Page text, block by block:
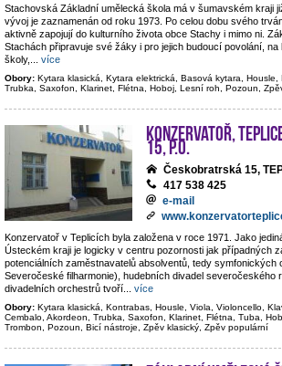
Stachovská Základní umělecká škola má v šumavském kraji
vývoj je zaznamenán od roku 1973. Po celou dobu svého
aktivně zapojují do kulturního života obce Stachy i mimo ni.
Stachách připravuje své žáky i pro jejich budoucí povolání,
školy,
více
Obory: Kytara klasická, Kytara elektrická, Basová kytara, Housle,
Trubka, Saxofon, Klarinet, Flétna, Hoboj, Lesní roh, Pozoun,
Konzervatoř,
15, p.o.
Českobratrská 15,
417 538 425
e-mail
Konzervatoř v Teplicích byla založena v roce 1971. Jako
Ústeckém kraji je logicky v centru pozornosti jak případných
potenciálních zaměstnavatelů absolventů, tedy symfonických
Severočeské filharmonie), hudebních divadel severočeského
divadelních orchestrů tvoří
více
Obory: Kytara klasická, Kontrabas, Housle, Viola, Violoncello,
Cembalo, Akordeon, Trubka, Saxofon, Klarinet, Flétna, Tuba,
Trombon, Pozoun, Bicí nástroje, Zpěv klasický, Zpěv populární